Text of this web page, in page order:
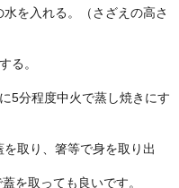
を入れる。（さざえの高さ
る。
5分程度中火で蒸し焼きにす
取り、箸等で身を取り出
取っても良いです。